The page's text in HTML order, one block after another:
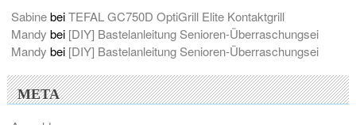
SabinebeiTEFAL GC750D OptiGrill Elite Kontaktgrill
Mandy bei [DIY] Bastelanleitung Senioren-Überraschungsei
Mandy bei [DIY] Bastelanleitung Senioren-Überraschungsei
META